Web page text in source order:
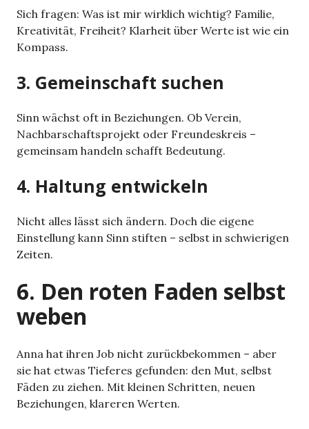
Sich fragen: Was ist mir wirklich wichtig? Familie,
Kreativität, Freiheit? Klarheit über Werte ist wie ein
Kompass.
3. Gemeinschaft suchen
Sinn wächst oft in Beziehungen. Ob Verein,
Nachbarschaftsprojekt oder Freundeskreis –
gemeinsam handeln schafft Bedeutung.
4. Haltung entwickeln
Nicht alles lässt sich ändern. Doch die eigene
Einstellung kann Sinn stiften – selbst in schwierigen
Zeiten.
6. Den roten Faden selbst
weben
Anna hat ihren Job nicht zurückbekommen – aber
sie hat etwas Tieferes gefunden: den Mut, selbst
Fäden zu ziehen. Mit kleinen Schritten, neuen
Beziehungen, klareren Werten.